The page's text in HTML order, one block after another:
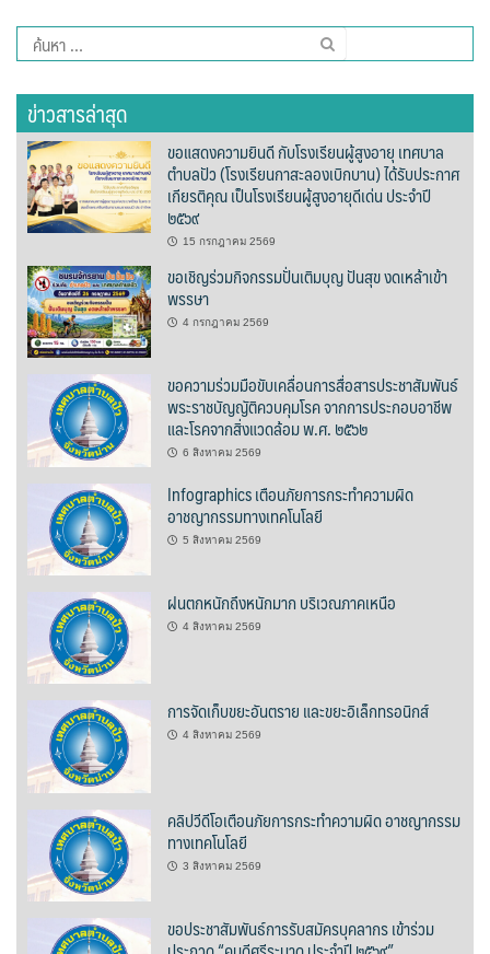
ตูบฮิมโต้งโฮมสเตย์
นครน่านอพาร์ทเม้น
นะลาวิวรีสอร์ท
นาต้นบัวโฮมสเตย์
นาเหล่า เก๊าสลี โฮมสเตย์
นาไผ่ปัววิว
บวกบัววิวรีสอร์ท
บ้านกังหัน @ ปัวคอทเทจ
บ้านต้นคูณ
บ้านนาโฮมสเตย์
บ้านปัว ปลายนา
บ้านพักชมดอย
บ้านยลญภา
บ้านริมทุ่งรีสอร์ท
บ้านสวนศรีสุขโฮมสเตย์
บ้านฮิมนาปัว
บ้านไม้ปลายนา
ค้นหา
สำหรับ:
ข่าวสารล่าสุด
ขอแสดงความยินดี กับโรงเรียนผู้สูงอายุ เทศบาล
ตำบลปัว (โรงเรียนกาสะลองเบิกบาน) ได้รับประกาศ
เกียรติคุณ เป็นโรงเรียนผู้สูงอายุดีเด่น ประจำปี
๒๕๖๙
15 กรกฎาคม 2569
ขอเชิญร่วมกิจกรรมปั่นเติมบุญ ปันสุข งดเหล้าเข้า
พรรษา
4 กรกฎาคม 2569
ขอความร่วมมือขับเคลื่อนการสื่อสารประชาสัมพันธ์
พระราชบัญญัติควบคุมโรค จากการประกอบอาชีพ
และโรคจากสิ่งแวดล้อม พ.ศ. ๒๕๖๒
6 สิงหาคม 2569
Infographics เตือนภัยการกระทำความผิด
อาชญากรรมทางเทคโนโลยี
5 สิงหาคม 2569
ฝนตกหนักถึงหนักมาก บริเวณภาคเหนือ
4 สิงหาคม 2569
การจัดเก็บขยะอันตราย และขยะอิเล็กทรอนิกส์
4 สิงหาคม 2569
คลิปวีดีโอเตือนภัยการกระทำความผิด อาชญากรรม
ทางเทคโนโลยี
3 สิงหาคม 2569
ขอประชาสัมพันธ์การรับสมัครบุคลากร เข้าร่วม